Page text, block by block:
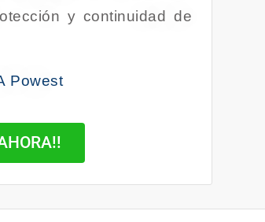
y continuidad de
Powest